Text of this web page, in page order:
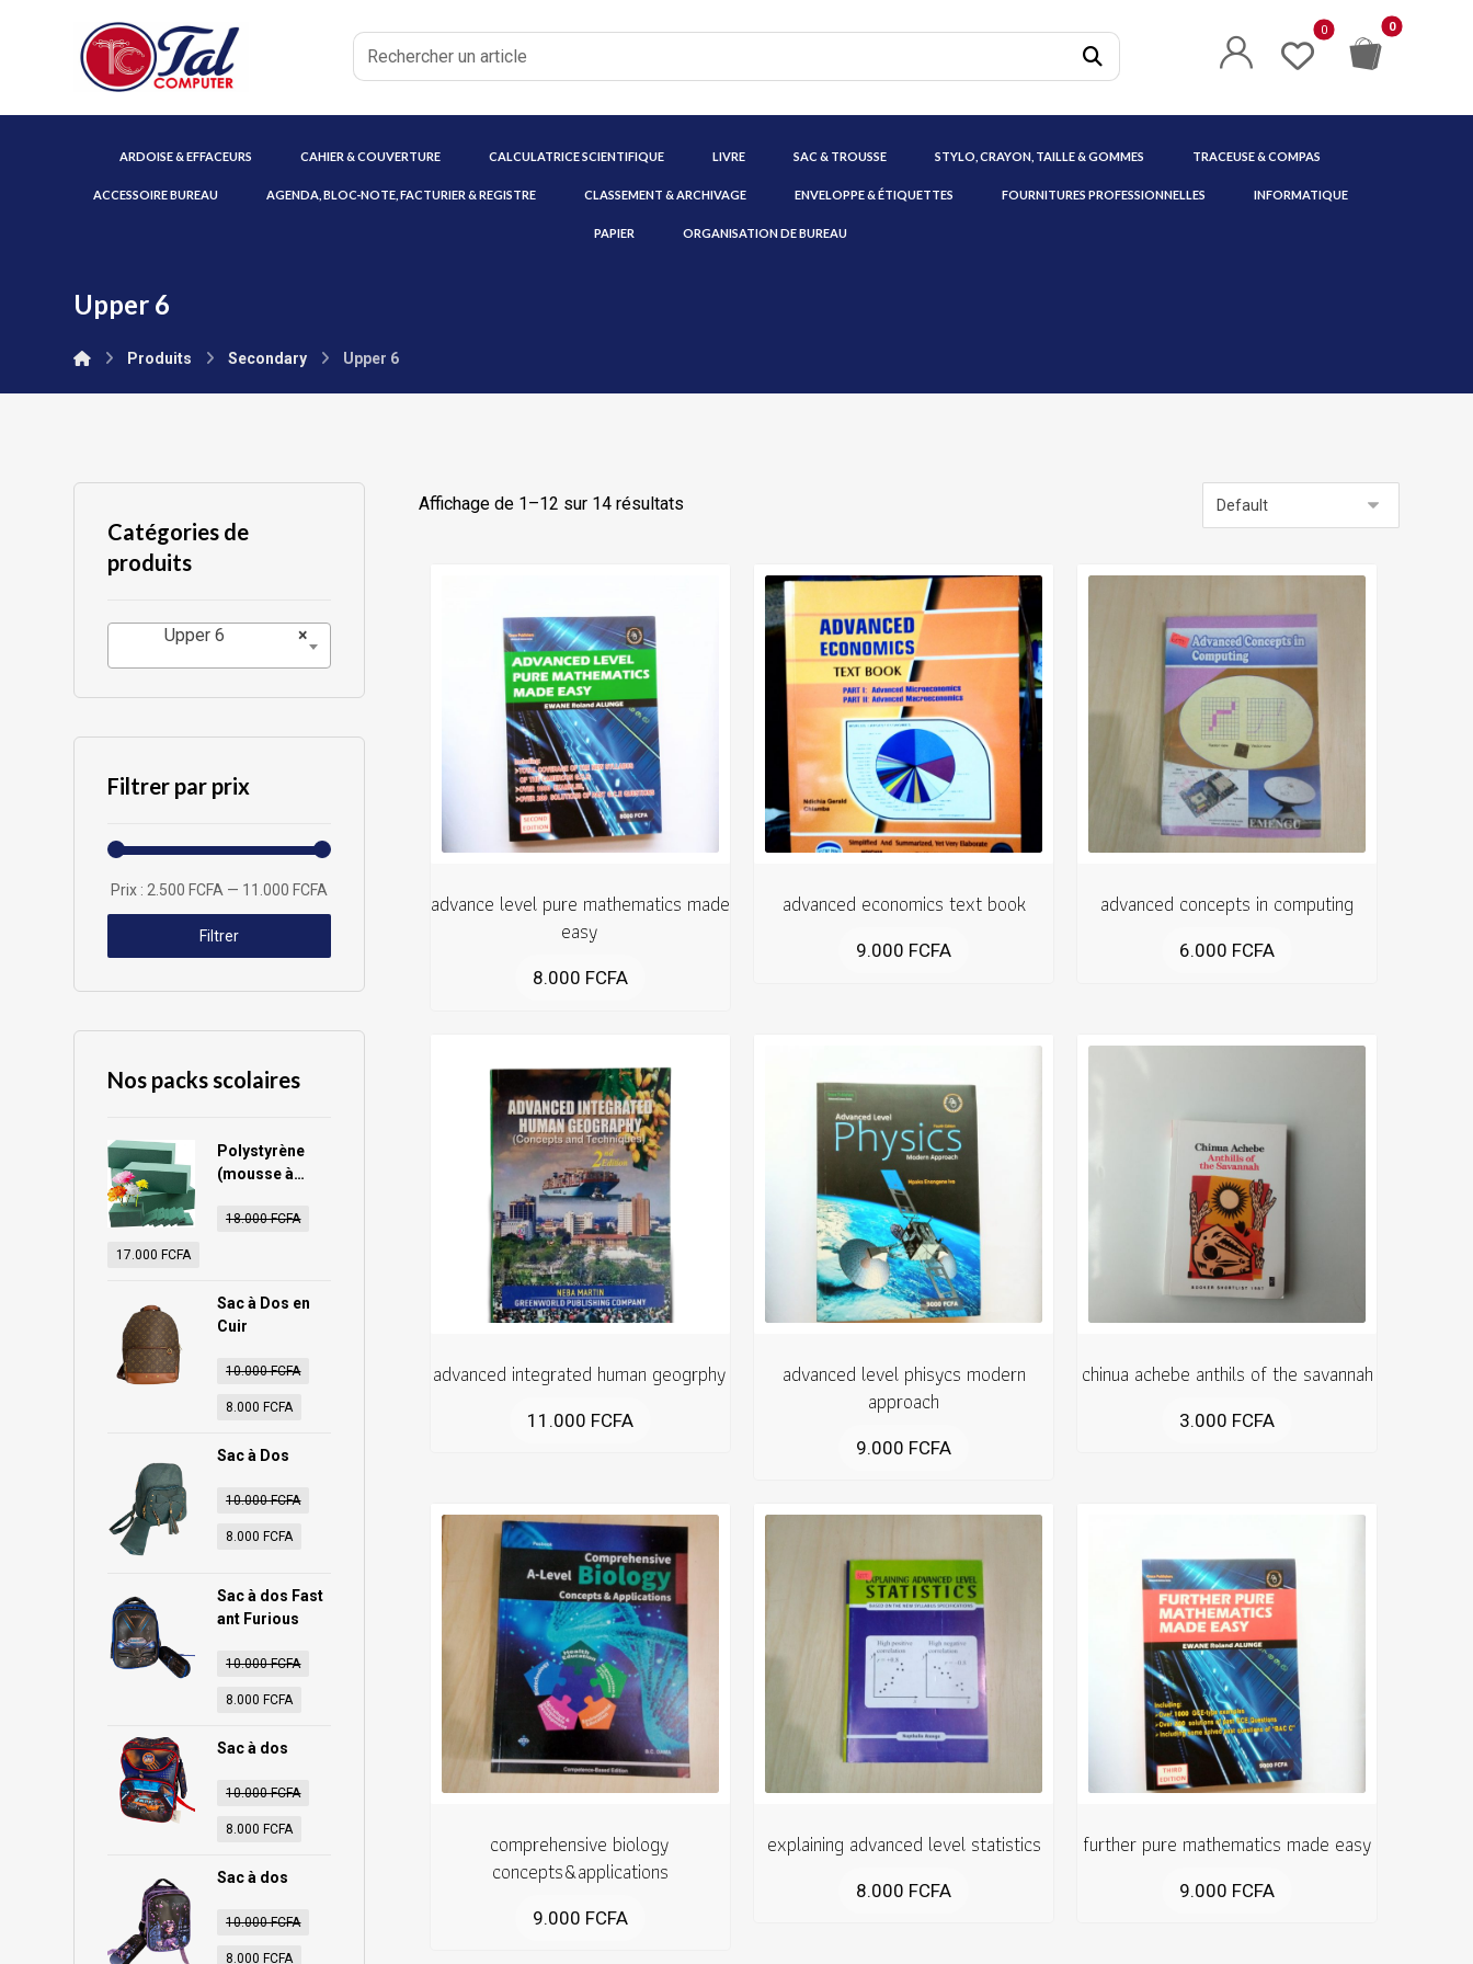
ARDOISE & EFFACEURS CAHIER & COUVERTURE CALCULATRICE SCIENTIFIQUE LIVRE SAC & TROUSSE STYLO, CRAYON, TAILLE & GOMMES TRACEUSE & COMPAS
ACCESSOIRE BUREAU AGENDA, BLOC-NOTE, FACTURIER & REGISTRE CLASSEMENT & ARCHIVAGE ENVELOPPE & ÉTIQUETTES FOURNITURES PROFESSIONNELLES INFORMATIQUE
PAPIER ORGANISATION DE BUREAU
Upper 6
Produits Secondary Upper 6
Affichage de 1–12 sur 14 résultats
advance level pure mathematics made
easy
8.000 FCFA
advanced economics text book
9.000 FCFA
advanced concepts in computing
6.000 FCFA
advanced integrated human geogrphy
11.000 FCFA
advanced level phisycs modern
approach
9.000 FCFA
chinua achebe anthils of the savannah
3.000 FCFA
comprehensive biology
concepts&applications
9.000 FCFA
explaining advanced level statistics
8.000 FCFA
further pure mathematics made easy
9.000 FCFA
Catégories de
produits
×
Upper 6
Filtrer par prix
Filtrer
Prix : 2.500 FCFA — 11.000 FCFA
Nos packs scolaires
Polystyrène
(mousse à
18.000FCFA
17.000 FCFA
Sac à Dos en
Cuir
10.000FCFA
8.000 FCFA
Sac à Dos
10.000FCFA
8.000 FCFA
Sac à dos Fast
ant Furious
10.000FCFA
8.000FCFA
Sac à dos
10.000FCFA
8.000FCFA
Sac à dos
10.000FCFA
8.000FCFA